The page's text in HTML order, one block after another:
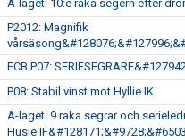
A-laget: 10:e raka segern efter
P2012: Magnifik
FCB P07:
P08: Stabil vinst mot Hyllie IK
A-laget: 9 raka segrar och
Husie